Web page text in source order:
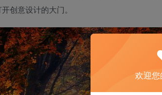
创意设计的大门。
欢迎您